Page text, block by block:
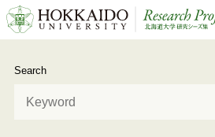
Search